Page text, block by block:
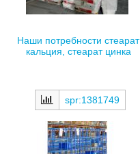
Наши потребности стеарат
кальция, стеарат цинка
spr:1381749